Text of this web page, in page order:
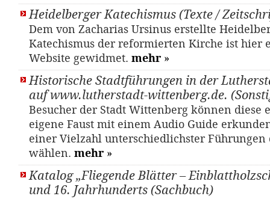
Heidelberger Katechismus (Texte /
Dem von Zacharias Ursinus erstellte
Katechismus der reformierten Kirche ist hier
Website gewidmet. mehr »
Historische Stadtführungen in der
auf www.lutherstadt-wittenberg.de.
Besucher der Stadt Wittenberg können diese
eigene Faust mit einem Audio Guide
einer Vielzahl unterschiedlichster Führungen
wählen. mehr »
Katalog „Fliegende Blätter –
und 16. Jahrhunderts (Sachbuch)